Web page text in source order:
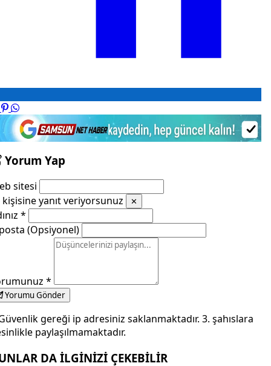
Yorum Yap
sitesi
kişisine yanıt veriyorsunuz
✕
*
(Opsiyonel)
*
Yorumu Gönder
gereği ip adresiniz saklanmaktadır. 3. şahıslara
paylaşılmamaktadır.
DA İLGİNİZİ ÇEKEBİLİR